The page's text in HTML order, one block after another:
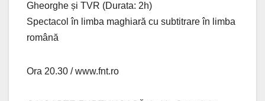
Gheorghe și TVR (Durata: 2h)
Spectacol în limba maghiară cu subtitrare în limba
română
Ora 20.30 / www.fnt.ro